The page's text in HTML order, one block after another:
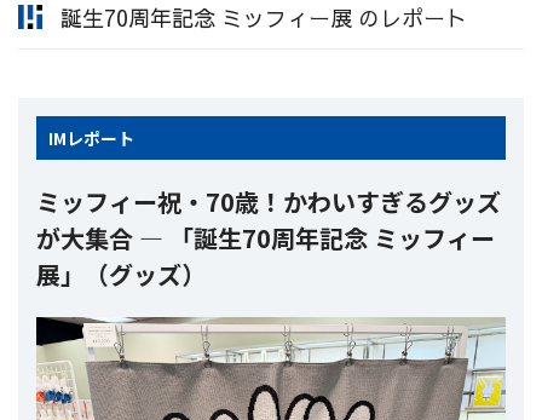
誕生70周年記念 ミッフィー展 のレポート
IM レポート
ミッフィー祝・70歳！かわいすぎるグッズ
が大集合 ― 「誕生70周年記念 ミッフィー
展」（グッズ）